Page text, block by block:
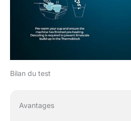
Bilan du test
Avantages